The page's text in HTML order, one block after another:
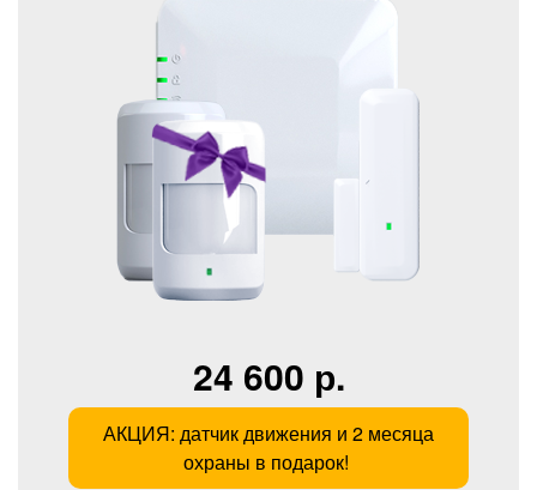
24 600 р.
АКЦИЯ: датчик движения и 2 месяца
охраны в подарок!